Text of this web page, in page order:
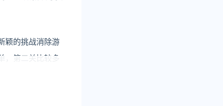
颖的挑战消除游
，第二关比较多